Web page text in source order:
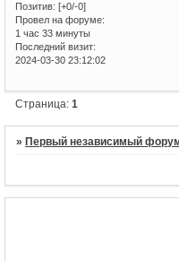
Позитив: [+0/-0]
Провел на форуме:
1 час 33 минуты
Последний визит:
2024-03-30 23:12:02
Страница:1
»Первый независимый